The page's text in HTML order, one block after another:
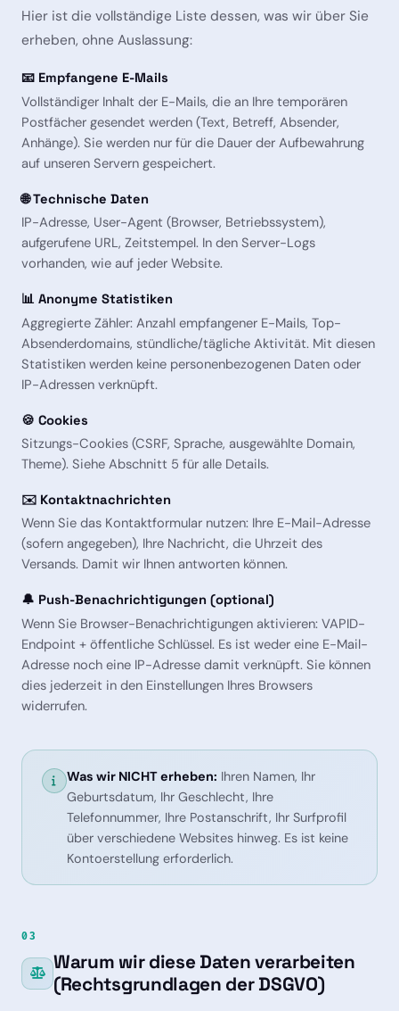
Hier ist die vollständige Liste dessen, was wir über Sie
erheben, ohne Auslassung:
📧 Empfangene E-Mails
Vollständiger Inhalt der E-Mails, die an Ihre temporären
Postfächer gesendet werden (Text, Betreff, Absender,
Anhänge). Sie werden nur für die Dauer der Aufbewahrung
auf unseren Servern gespeichert.
🌐 Technische Daten
IP-Adresse, User-Agent (Browser, Betriebssystem),
aufgerufene URL, Zeitstempel. In den Server-Logs
vorhanden, wie auf jeder Website.
📊 Anonyme Statistiken
Aggregierte Zähler: Anzahl empfangener E-Mails, Top-
Absenderdomains, stündliche/tägliche Aktivität. Mit diesen
Statistiken werden keine personenbezogenen Daten oder
IP-Adressen verknüpft.
🍪 Cookies
Sitzungs-Cookies (CSRF, Sprache, ausgewählte Domain,
Theme). Siehe Abschnitt 5 für alle Details.
✉️ Kontaktnachrichten
Wenn Sie das Kontaktformular nutzen: Ihre E-Mail-Adresse
(sofern angegeben), Ihre Nachricht, die Uhrzeit des
Versands. Damit wir Ihnen antworten können.
🔔 Push-Benachrichtigungen (optional)
Wenn Sie Browser-Benachrichtigungen aktivieren: VAPID-
Endpoint + öffentliche Schlüssel. Es ist weder eine E-Mail-
Adresse noch eine IP-Adresse damit verknüpft. Sie können
dies jederzeit in den Einstellungen Ihres Browsers
widerrufen.
Was wir NICHT erheben: Ihren Namen, Ihr
Geburtsdatum, Ihr Geschlecht, Ihre
Telefonnummer, Ihre Postanschrift, Ihr Surfprofil
über verschiedene Websites hinweg. Es ist keine
Kontoerstellung erforderlich.
03
Warum wir diese Daten verarbeiten
(Rechtsgrundlagen der DSGVO)